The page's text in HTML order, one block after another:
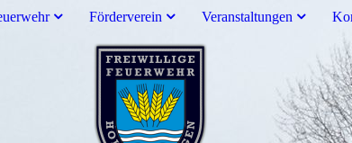
Förderverein Veranstaltungen